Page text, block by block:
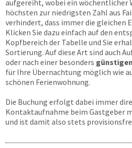
aufgereiht, wobei ein wöchentlicher
höchsten zur niedrigsten Zahl aus
verhindert, dass immer die gleichen
Klicken Sie dazu einfach auf den
Kopfbereich der Tabelle und Sie
Sortierung. Auf diese Art sind auch
oder nach einer besonders
für Ihre Übernachtung möglich wie
schönen Ferienwohnung.
Die Buchung erfolgt dabei immer
Kontaktaufnahme beim Gastgeber
und ist damit also stets